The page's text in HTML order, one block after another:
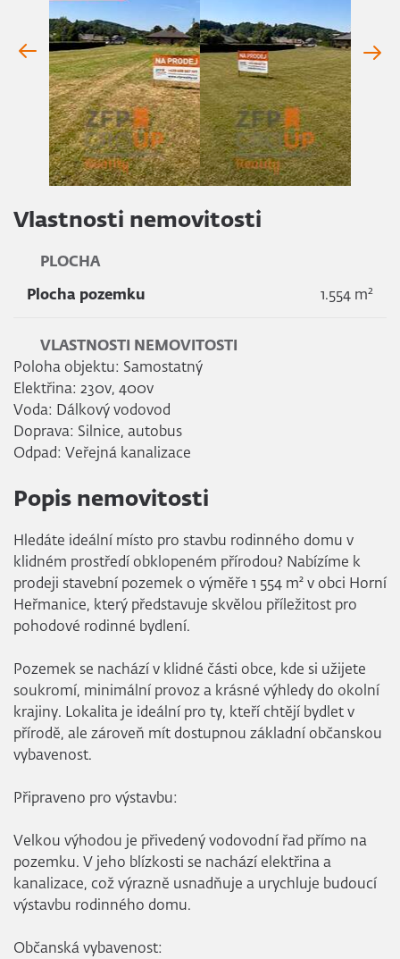
Vlastnosti nemovitosti
PLOCHA
Plocha pozemku 1.554 m2
VLASTNOSTI NEMOVITOSTI
Poloha objektu: Samostatný
Elektřina: 230v, 400v
Voda: Dálkový vodovod
Doprava: Silnice, autobus
Odpad: Veřejná kanalizace
Popis nemovitosti
Hledáte ideální místo pro stavbu rodinného domu v
klidném prostředí obklopeném přírodou? Nabízíme k
prodeji stavební pozemek o výměře 1 554 m² v obci Horní
Heřmanice, který představuje skvělou příležitost pro
pohodové rodinné bydlení.
Pozemek se nachází v klidné části obce, kde si užijete
soukromí, minimální provoz a krásné výhledy do okolní
krajiny. Lokalita je ideální pro ty, kteří chtějí bydlet v
přírodě, ale zároveň mít dostupnou základní občanskou
vybavenost.
Připraveno pro výstavbu:
Velkou výhodou je přivedený vodovodní řad přímo na
pozemku. V jeho blízkosti se nachází elektřina a
kanalizace, což výrazně usnadňuje a urychluje budoucí
výstavbu rodinného domu.
Občanská vybavenost: